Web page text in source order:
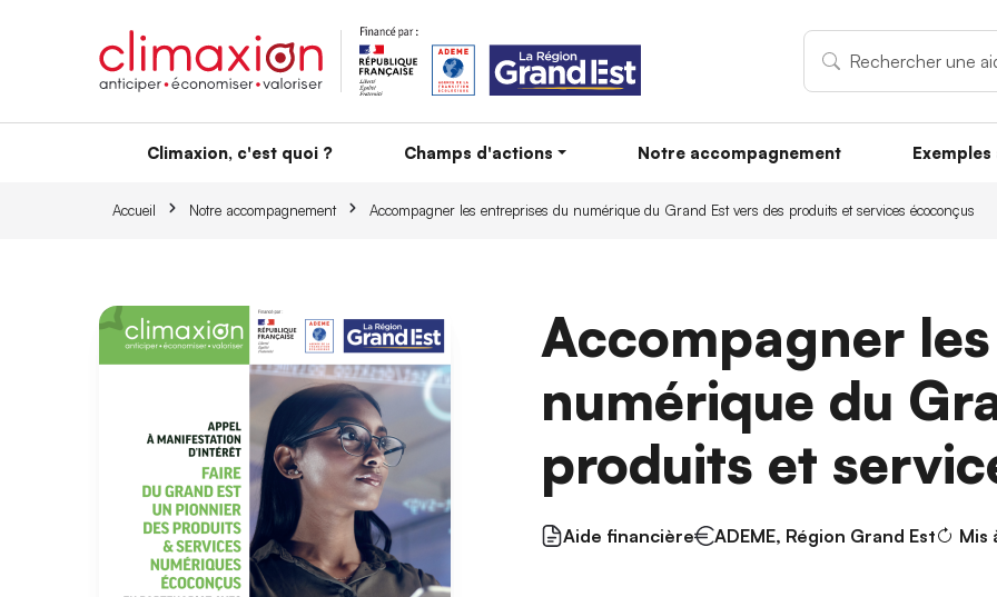
Climaxion, c'est quoi ? Champs d'actions Notre accompagnement
Accueil Notre accompagnement Accompagner les entreprises du numérique du Grand Est vers des produits et services écoconçus
Accompagner
numérique du
produits et
Aide financière ADEME, Région Grand Est Mis